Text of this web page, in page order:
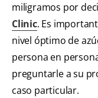
miligramos por
Clinic. Es
nivel óptimo de
persona en
preguntarle a su
caso particular.